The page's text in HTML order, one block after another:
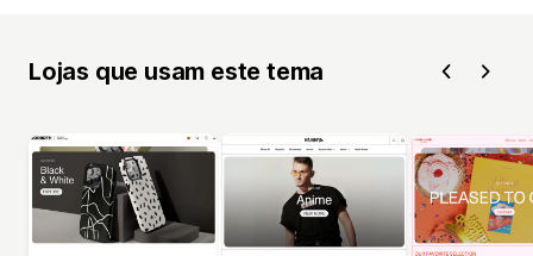
Lojas que usam este tema